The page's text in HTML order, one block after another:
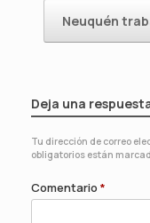
Neuquén
Deja una
Tu dirección de correo
obligatorios están
Comentario *